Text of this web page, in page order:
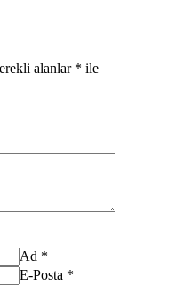
alanlar * ile
Ad *
E-Posta *